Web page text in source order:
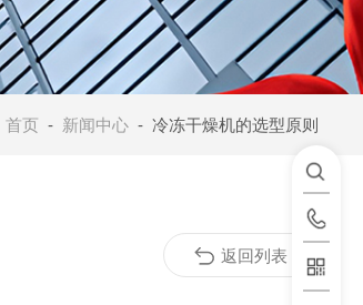
首页 - 新闻中心- 冷冻干燥机的选型原则
返回列表